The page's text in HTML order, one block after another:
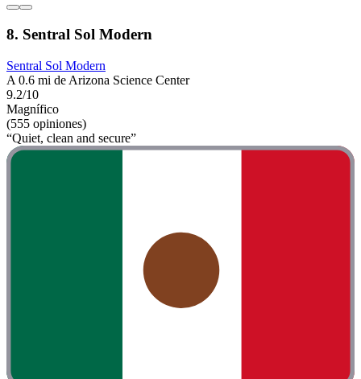
8. Sentral Sol Modern
Sentral Sol Modern
A 0.6 mi de Arizona Science Center
9.2/10
Magnífico
(555 opiniones)
“Quiet, clean and secure”